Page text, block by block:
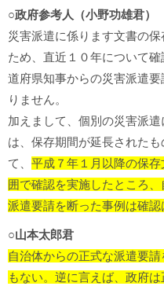
○政府参考人（小野功雄君）
災害派遣に係ります文書の
ため、直近１０年について
道府県知事からの災害派遣
りません。
加えまして、個別の災害派
は、保存期間が延長された
て、 平成７年１月以降の保
囲で確認を実施したところ
派遣要請を断った事例は確認
○山本太郎君
自治体からの正式な派遣要
もない。逆に言えば、政府